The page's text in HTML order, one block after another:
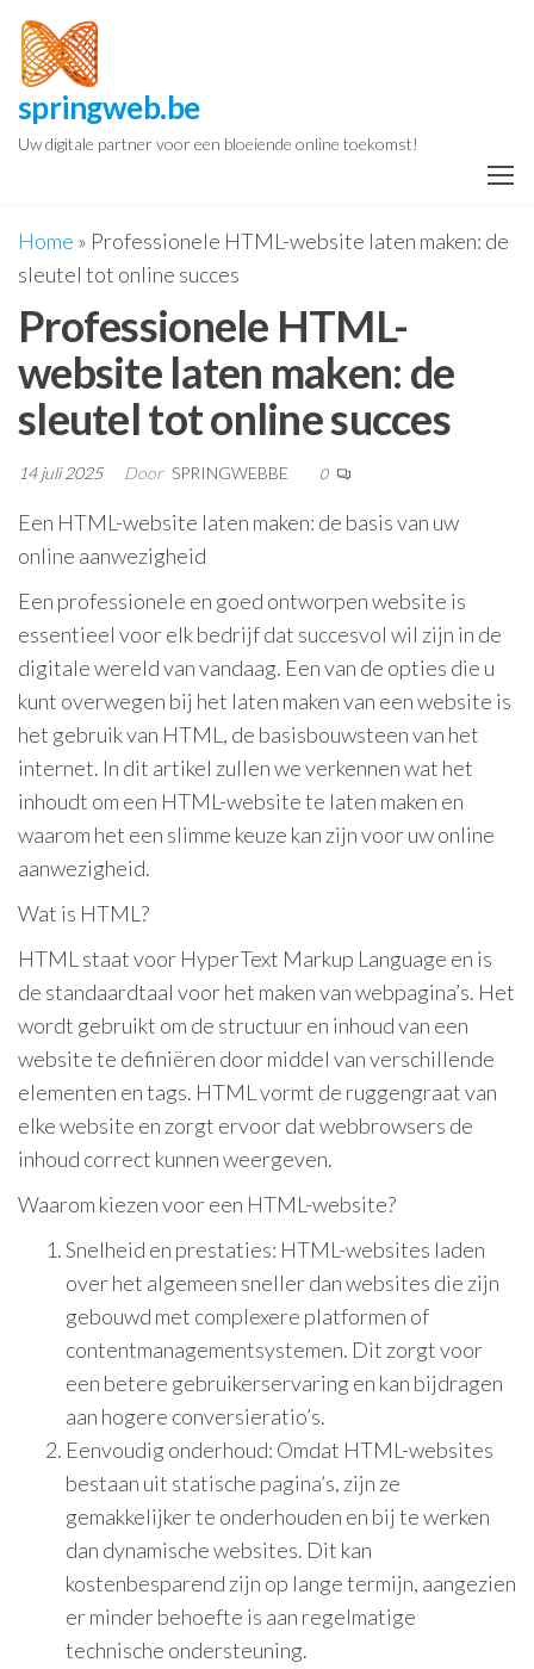
Spring
naar
de
inhoud
springweb.be
Uw digitale partner voor een bloeiende online toekomst!
Home » Professionele HTML-website laten maken: de
sleutel tot online succes
Professionele HTML-
website laten maken: de
sleutel tot online succes
14 juli 2025 Door SPRINGWEBBE 0
Een HTML-website laten maken: de basis van uw
online aanwezigheid
Een professionele en goed ontworpen website is
essentieel voor elk bedrijf dat succesvol wil zijn in de
digitale wereld van vandaag. Een van de opties die u
kunt overwegen bij het laten maken van een website is
het gebruik van HTML, de basisbouwsteen van het
internet. In dit artikel zullen we verkennen wat het
inhoudt om een HTML-website te laten maken en
waarom het een slimme keuze kan zijn voor uw online
aanwezigheid.
Wat is HTML?
HTML staat voor HyperText Markup Language en is
de standaardtaal voor het maken van webpagina’s. Het
wordt gebruikt om de structuur en inhoud van een
website te definiëren door middel van verschillende
elementen en tags. HTML vormt de ruggengraat van
elke website en zorgt ervoor dat webbrowsers de
inhoud correct kunnen weergeven.
Waarom kiezen voor een HTML-website?
Snelheid en prestaties: HTML-websites laden
over het algemeen sneller dan websites die zijn
gebouwd met complexere platformen of
contentmanagementsystemen. Dit zorgt voor
een betere gebruikerservaring en kan bijdragen
aan hogere conversieratio’s.
Eenvoudig onderhoud: Omdat HTML-websites
bestaan uit statische pagina’s, zijn ze
gemakkelijker te onderhouden en bij te werken
dan dynamische websites. Dit kan
kostenbesparend zijn op lange termijn, aangezien
er minder behoefte is aan regelmatige
technische ondersteuning.